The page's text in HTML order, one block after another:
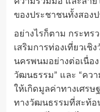
ของประชาชนทั้งสองป
อย่างไรก็ตาม กระทร
เสริมการท่องเที่ยวเ
นครพนมอย่างต่อเนื่อ
วัฒนธรรม” และ “คว
ให้เกิดมูลค่าทางเศร
ทางวัฒนธรรมที่สะท้